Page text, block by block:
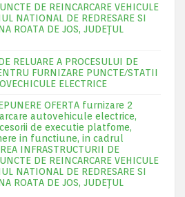
DE REINCARCARE VEHICULE
NATIONAL DE REDRESARE SI
ROATA DE JOS, JUDEŢUL
RELUARE A PROCESULUI DE
FURNIZARE PUNCTE/STATII
ELECTRICE
OFERTA furnizare 2
autovehicule electrice,
de executie platfome,
in functiune, in cadrul
INFRASTRUCTURII DE
DE REINCARCARE VEHICULE
NATIONAL DE REDRESARE SI
ROATA DE JOS, JUDEŢUL